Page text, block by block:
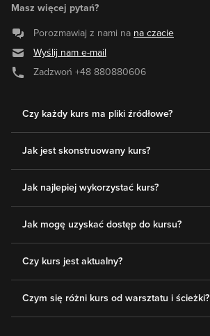
Masz więcej pytań?
Porozmawiaj z nami na na czacie
Wyślij nam e-mail
Zadzwoń +48 880880606
Czy każdy kurs ma pliki źródłowe?
Jak jest skonstruowany kurs?
Jak najlepiej wykorzystać kurs?
Jak mogę uzyskać dostęp do kursu?
Czy kurs jest aktualny?
Czym się różni kurs od warsztatu i ścieżki?